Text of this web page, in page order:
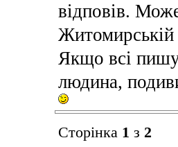
відповів.
Якщо всі
людина,
Сторінка 1 з 2